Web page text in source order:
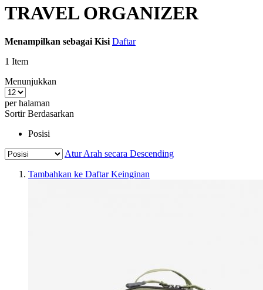
TRAVEL ORGANIZER
Menampilkan sebagai Kisi Daftar
1 Item
Menunjukkan
per halaman
Sortir Berdasarkan
Posisi
Atur Arah secara Descending
Tambahkan ke Daftar Keinginan